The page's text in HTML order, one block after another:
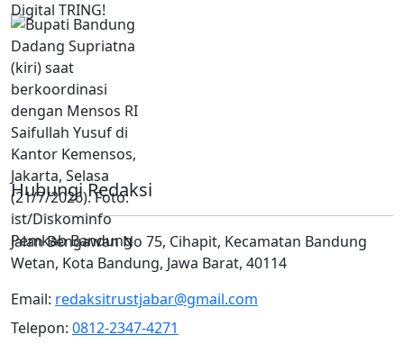
Hubungi Redaksi
Jalan Bengawan No 75, Cihapit, Kecamatan Bandung
Wetan, Kota Bandung, Jawa Barat, 40114
Email: redaksitrustjabar@gmail.com
Telepon: 0812-2347-4271